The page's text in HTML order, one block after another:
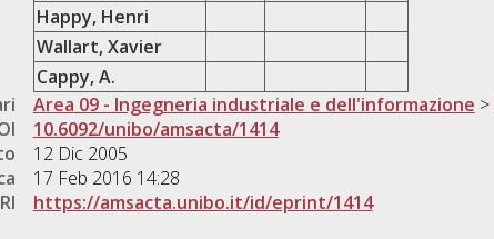
Happy, Henri
Wallart, Xavier
Cappy, A.
Area 09 - Ingegneria industriale e dell'informazione >
10.6092/unibo/amsacta/1414
12 Dic 2005
17 Feb 2016 14:28
https://amsacta.unibo.it/id/eprint/1414